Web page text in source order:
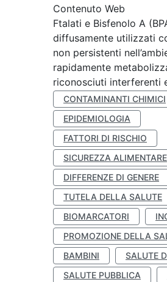
Contenuto Web
Ftalati e Bisfenolo A
diffusamente utilizzati
non persistenti
rapidamente
riconosciuti interferenti
CONTAMINANTI CHIMICI
EPIDEMIOLOGIA
FATTORI DI RISCHIO
SICUREZZA ALIMENTARE
DIFFERENZE DI GENERE
TUTELA DELLA SALUTE
BIOMARCATORI
PROMOZIONE DELLA
BAMBINI
SALUTE
SALUTE PUBBLICA